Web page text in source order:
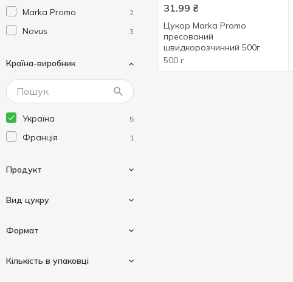
Marka Promo 2
Novus 3
Країна-виробник
Україна 5
Франція 1
Продукт
Вид цукру
З цукрових буряків
Формат
Кількість в упаковці
31.99 ₴
Цукор Marka Promo
пресований
швидкорозчинний 500г
500 г